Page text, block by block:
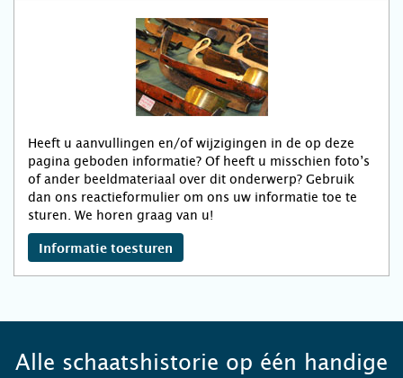
Heeft u aanvullingen en/of wijzigingen in de op deze
pagina geboden informatie? Of heeft u misschien foto’s
of ander beeldmateriaal over dit onderwerp? Gebruik
dan ons reactieformulier om ons uw informatie toe te
sturen. We horen graag van u!
Informatie toesturen
Alle schaatshistorie op één handige